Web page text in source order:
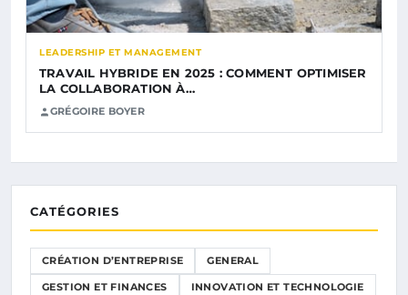
LEADERSHIP ET MANAGEMENT
TRAVAIL HYBRIDE EN 2025 : COMMENT OPTIMISER
LA COLLABORATION À…
GRÉGOIRE BOYER
CATÉGORIES
CRÉATION D’ENTREPRISE GENERAL
GESTION ET FINANCES INNOVATION ET TECHNOLOGIE